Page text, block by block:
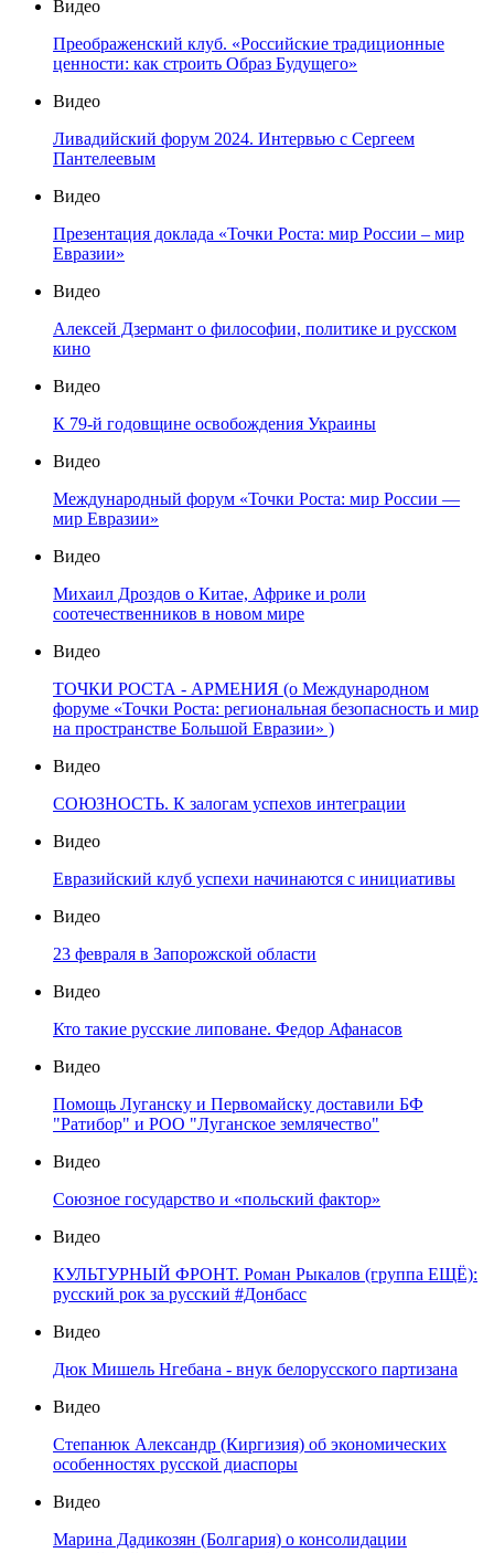
Видео
Преображенский клуб. «Российские традиционные
ценности: как строить Образ Будущего»
Видео
Ливадийский форум 2024. Интервью с Сергеем
Пантелеевым
Видео
Презентация доклада «Точки Роста: мир России – мир
Евразии»
Видео
Алексей Дзермант о философии, политике и русском
кино
Видео
К 79-й годовщине освобождения Украины
Видео
Международный форум «Точки Роста: мир России —
мир Евразии»
Видео
Михаил Дроздов о Китае, Африке и роли
соотечественников в новом мире
Видео
ТОЧКИ РОСТА - АРМЕНИЯ (о Международном
форуме «Точки Роста: региональная безопасность и мир
на пространстве Большой Евразии» )
Видео
СОЮЗНОСТЬ. К залогам успехов интеграции
Видео
Евразийский клуб успехи начинаются с инициативы
Видео
23 февраля в Запорожской области
Видео
Кто такие русские липоване. Федор Афанасов
Видео
Помощь Луганску и Первомайску доставили БФ
"Ратибор" и РОО "Луганское землячество"
Видео
Союзное государство и «польский фактор»
Видео
КУЛЬТУРНЫЙ ФРОНТ. Роман Рыкалов (группа ЕЩЁ):
русский рок за русский #Донбасс
Видео
Дюк Мишель Нгебана - внук белорусского партизана
Видео
Степанюк Александр (Киргизия) об экономических
особенностях русской диаспоры
Видео
Марина Дадикозян (Болгария) о консолидации